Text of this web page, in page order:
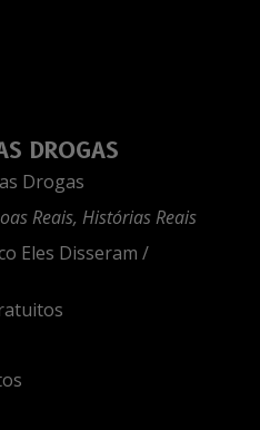
DROGAS
Drogas
Reais, Histórias Reais
Eles Disseram /